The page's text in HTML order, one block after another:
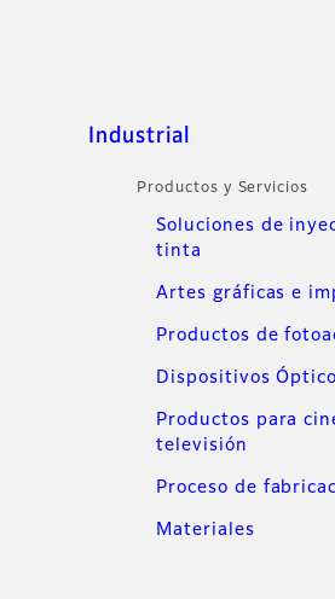
Industrial
Productos y Servicios
Soluciones de
tinta
Artes gráficas e
Productos de
Dispositivos
Productos para
televisión
Proceso de
Materiales